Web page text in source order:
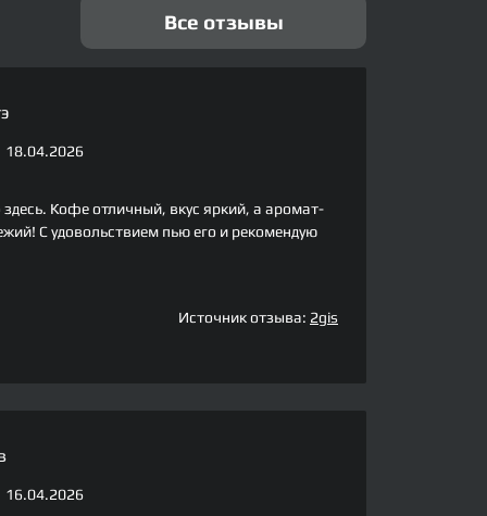
Все отзывы
18.04.2026
Кофе отличный, вкус яркий, а аромат-
С удовольствием пью его и рекомендую
Источник отзыва: 2gis
16.04.2026